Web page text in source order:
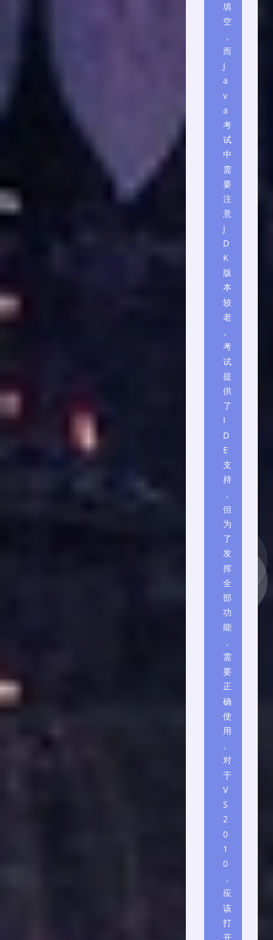
填
空
，
而
J
a
v
a
考
试
中
需
要
注
意
J
D
K
版
本
较
老
。
考
试
提
供
了
I
D
E
支
持
，
但
为
了
发
挥
全
部
功
能
，
需
要
正
确
使
用
。
对
于
V
S
2
0
1
0
，
应
该
打
开